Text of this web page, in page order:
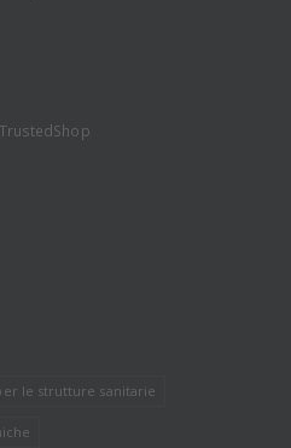
le strutture sanitarie